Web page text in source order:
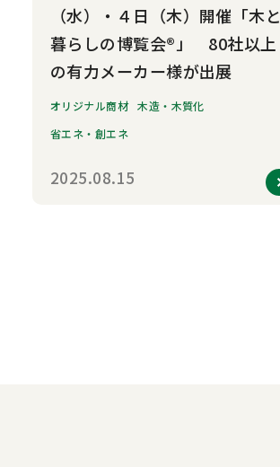
（水）・４日（木）開催「木と
暮らしの博覧会®」 80社以上
の有力メーカー様が出展
オリジナル商材 木造・木質化
省エネ・創エネ
2025.08.15